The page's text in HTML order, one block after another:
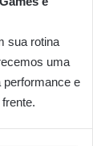
sua rotina
uma
performance e